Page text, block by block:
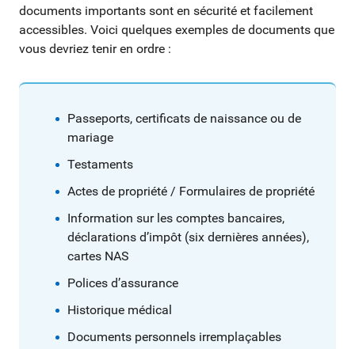
documents importants sont en sécurité et facilement
accessibles. Voici quelques exemples de documents que
vous devriez tenir en ordre :
Passeports, certificats de naissance ou de
mariage
Testaments
Actes de propriété / Formulaires de propriété
Information sur les comptes bancaires,
déclarations d’impôt (six dernières années),
cartes NAS
Polices d’assurance
Historique médical
Documents personnels irremplaçables